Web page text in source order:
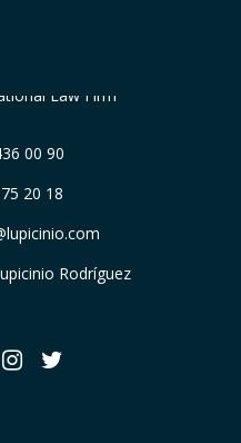
00 90
20 18
Rodríguez